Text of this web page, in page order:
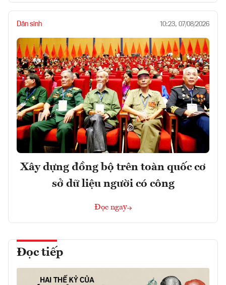
Dân sinh 10:23, 07/08/2026
Xây dựng đồng bộ trên toàn quốc cơ
sở dữ liệu người có công
Đọc ngay
Đọc tiếp